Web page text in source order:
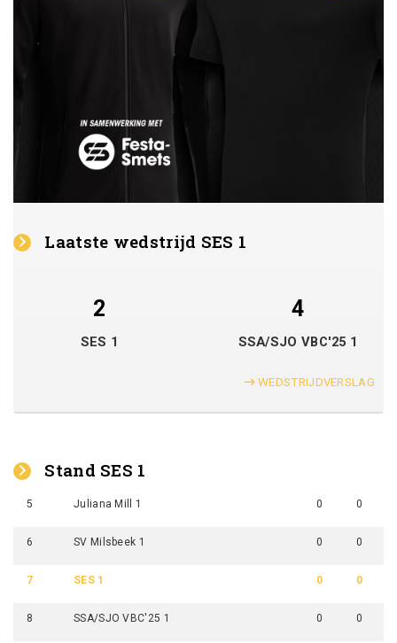
Laatste wedstrijd SES 1
2 4
SES 1 SSA/SJO VBC'25 1
WEDSTRIJDVERSLAG
Stand SES 1
5 Juliana Mill 1 0 0
6 SV Milsbeek 1 0 0
7 SES 1 0 0
8 SSA/SJO VBC'25 1 0 0